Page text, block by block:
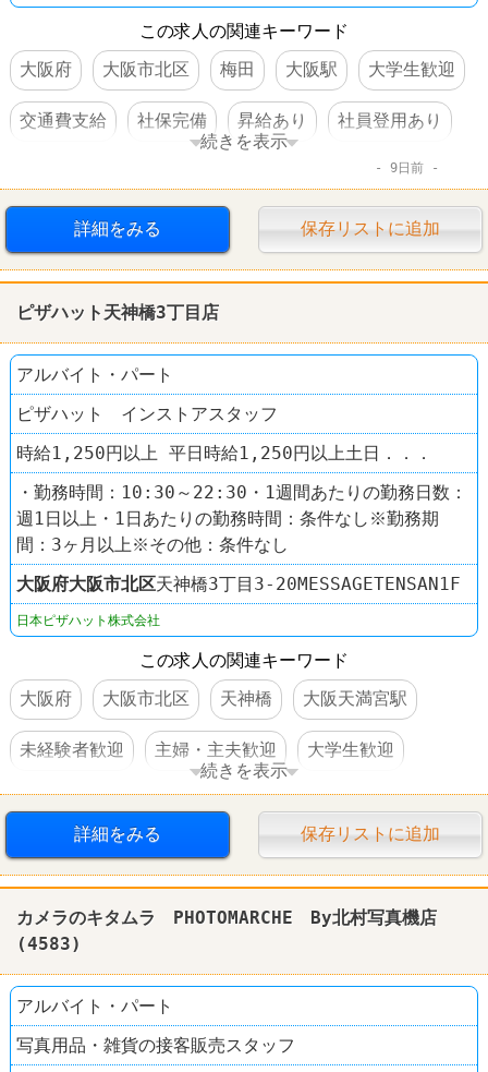
この求人の関連キーワード
大阪府
大阪市北区 梅田 大阪駅 大学生歓迎
交通費支給 社保完備 昇給あり 社員登用あり
続きを表示
9日前
詳細をみる 保存リストに追加
ピザハット天神橋3丁目店
アルバイト・パート
ピザハット インストアスタッフ
時給1,250円以上 平日時給1,250円以上土日．．．
・勤務時間：10:30～22:30・1週間あたりの勤務日数：
週1日以上・1日あたりの勤務時間：条件なし※勤務期
間：3ヶ月以上※その他：条件なし
大阪府大阪市北区天神橋3丁目3-20MESSAGETENSAN1F
日本ピザハット株式会社
この求人の関連キーワード
大阪府
大阪市北区 天神橋 大阪天満宮駅
未経験者歓迎 主婦・主夫歓迎 大学生歓迎
高校生OK WワークOK 高収入 社員登用あり
ピザハット
続きを表示
詳細をみる 保存リストに追加
カメラのキタムラ PHOTOMARCHE By北村写真機店
(4583)
アルバイト・パート
写真用品・雑貨の接客販売スタッフ